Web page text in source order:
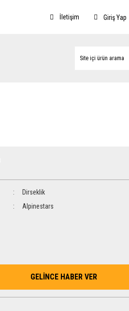
İletişim Giriş Yap
Dirseklik
Alpinestars
GELİNCE HABER VER